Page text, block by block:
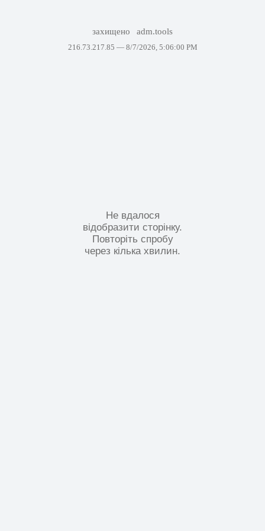
захищено adm.tools
216.73.217.85 — 8/7/2026, 5:06:00 PM
Не вдалося
відобразити сторінку.
Повторіть спробу
через кілька хвилин.